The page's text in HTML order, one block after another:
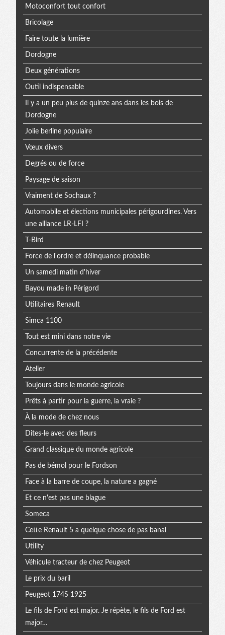
Motoconfort tout confort
Bricolage
Faire toute la lumière
Dordogne
Deux générations
Outil indispensable
Il y a un peu plus de quinze ans dans les bois de
Dordogne
Jolie berline populaire
Vœux divers
Degrés ou de force
Paysage de saison
Vraiment de Sochaux ?
Automobile et élections municipales périgourdines. Vers
une alliance LR-LFI ?
T-Bird
Force de l'ordre et délinquance probable
Un samedi matin d'hiver
Bayou made in Périgord
Utilitaires Renault
Simca 1100
Tout est mini dans notre vie
Concurrente de la précédente
Atelier
Toujours dans le monde agricole
Prêts à partir pour la guerre, la vraie ?
À la mode de chez nous
Dites-le avec des fleurs
Grand classique du monde agricole
Pas de bémol pour le Fordson
Face à la barre de coupe, la nature a gagné
Et ce n'est pas une blague
Someca
Cette Renault 5 a quelque chose de pas banal
Utility
Véhicule tracteur de chez Peugeot
Le prix du baril
Peugeot 174S 1925
Le fils de Ford est major. Je répète, le fils de Ford est
major…